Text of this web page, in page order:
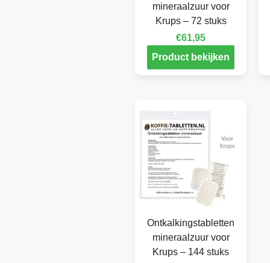
mineraalzuur voor
Krups – 72 stuks
€61,95
Product bekijken
Ontkalkingstabletten
mineraalzuur voor
Krups – 144 stuks